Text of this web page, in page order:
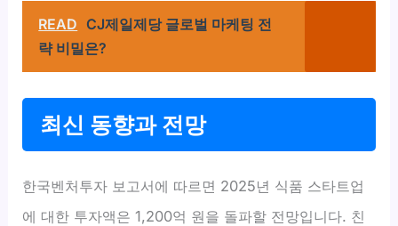
READ CJ제일제당 글로벌 마케팅 전
략 비밀은?
최신 동향과 전망
한국벤처투자 보고서에 따르면 2025년 식품 스타트업
에 대한 투자액은 1,200억 원을 돌파할 전망입니다. 친